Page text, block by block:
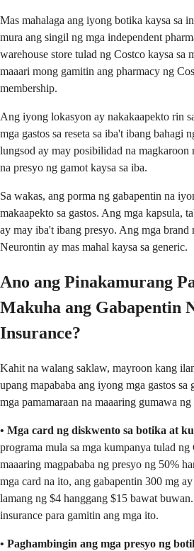
Mas mahalaga ang iyong botika kaysa sa
mura ang singil ng mga independent
warehouse store tulad ng Costco kaysa sa
maaari mong gamitin ang pharmacy ng
membership.
Ang iyong lokasyon ay nakakaapekto rin
mga gastos sa reseta sa iba't ibang bahagi
lungsod ay may posibilidad na magkaroon
na presyo ng gamot kaysa sa iba.
Sa wakas, ang porma ng gabapentin na
makaapekto sa gastos. Ang mga kapsula,
ay may iba't ibang presyo. Ang mga brand
Neurontin ay mas mahal kaysa sa generic.
Ano ang Pinakamurang
Makuha ang Gabapentin
Insurance?
Kahit na walang saklaw, mayroon kang
upang mapababa ang iyong mga gastos
mga pamamaraan na maaaring gumawa
• Mga card ng diskwento sa botika at
programa mula sa mga kumpanya tulad
maaaring magpababa ng presyo ng 50%
mga card na ito, ang gabapentin 300 mg
lamang ng $4 hanggang $15 bawat
insurance para gamitin ang mga ito.
• Paghambingin ang mga presyo ng